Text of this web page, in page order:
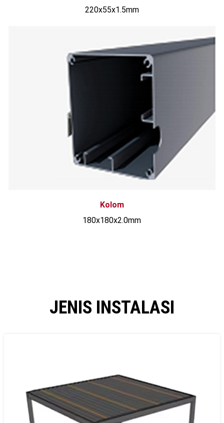
220x55x1.5mm
Kolom
180x180x2.0mm
JENIS INSTALASI